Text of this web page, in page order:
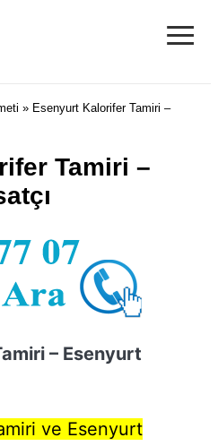
≡
» Esenyurt Kalorifer Tamiri –
Tamiri –
– Esenyurt
ve Esenyurt